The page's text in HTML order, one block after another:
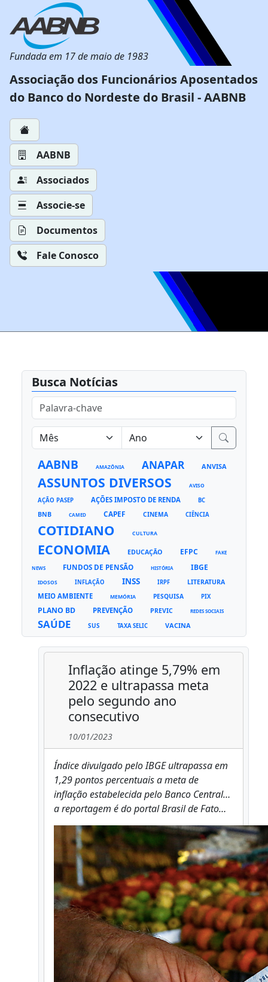
Fundada em 17 de maio de 1983
Associação dos Funcionários Aposentados
do Banco do Nordeste do Brasil - AABNB
AABNB
Associados
Associe-se
Documentos
Fale Conosco
Busca Notícias
AABNB AMAZÔNIA ANAPAR ANVISA
ASSUNTOS DIVERSOS AVISO
AÇÃO PASEP AÇÕES IMPOSTO DE RENDA BC
BNB CAMED CAPEF CINEMA CIÊNCIA
COTIDIANO CULTURA
ECONOMIA EDUCAÇÃO EFPC FAKE
NEWS FUNDOS DE PENSÃO HISTÓRIA IBGE
IDOSOS INFLAÇÃO INSS IRPF LITERATURA
MEIO AMBIENTE MEMÓRIA PESQUISA PIX
PLANO BD PREVENÇÃO PREVIC REDES SOCIAIS
SAÚDE SUS TAXA SELIC VACINA
Inflação atinge 5,79% em
2022 e ultrapassa meta
pelo segundo ano
consecutivo
10/01/2023
Índice divulgado pelo IBGE ultrapassa em
1,29 pontos percentuais a meta de
inflação estabelecida pelo Banco Central…
a reportagem é do portal Brasil de Fato…